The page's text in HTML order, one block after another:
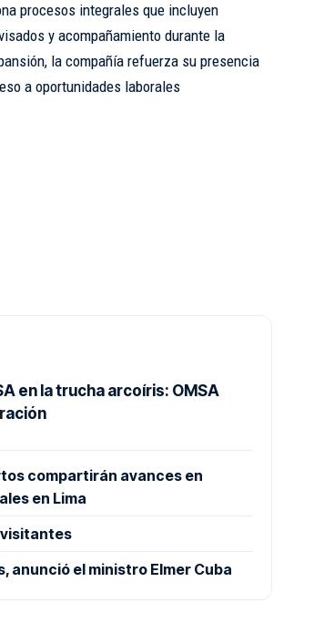
procesos integrales que incluyen
y acompañamiento durante la
la compañía refuerza su presencia
a oportunidades laborales
en la trucha arcoíris: OMSA
compartirán avances en
en Lima
visitantes
anunció el ministro Elmer Cuba